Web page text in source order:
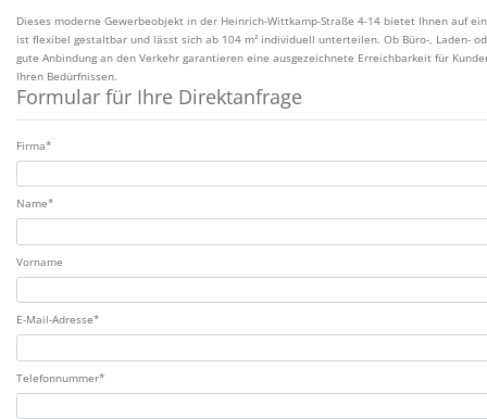
Dieses moderne Gewerbeobjekt in der Heinrich-Wittkamp-Straße 4-14 bietet Ihnen auf
ist flexibel gestaltbar und lässt sich ab 104 m² individuell unterteilen. Ob Büro-, Laden-
gute Anbindung an den Verkehr garantieren eine ausgezeichnete Erreichbarkeit für
Ihren Bedürfnissen.
Formular für Ihre Direktanfrage
Firma*
Name*
Vorname
E-Mail-Adresse*
Telefonnummer*
Zulassung*